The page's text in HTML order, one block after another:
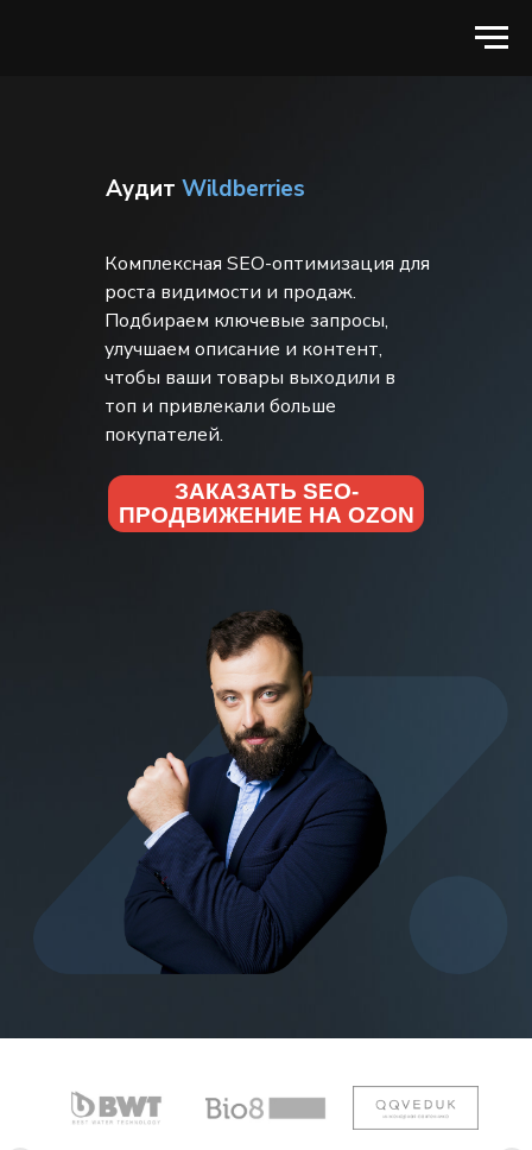
Аудит Wildberries
ЗАКАЗАТЬ SEO-
ПРОДВИЖЕНИЕ НА OZON
Комплексная SEO-оптимизация для
роста видимости и продаж.
Подбираем ключевые запросы,
улучшаем описание и контент,
чтобы ваши товары выходили в
топ и привлекали больше
покупателей.